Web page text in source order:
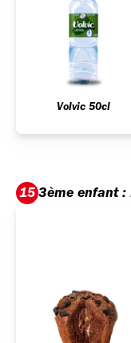
Volvic 50cl
15 3ème enfant :